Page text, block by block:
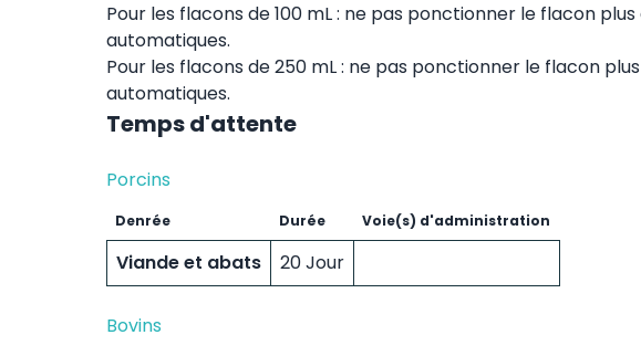
Pour les flacons de 100 mL : ne pas ponctionner le flacon plus
automatiques.
Pour les flacons de 250 mL : ne pas ponctionner le flacon
automatiques.
Temps d'attente
Porcins
Denrée Durée Voie(s) d'administration
Viande et abats 20 Jour
Bovins